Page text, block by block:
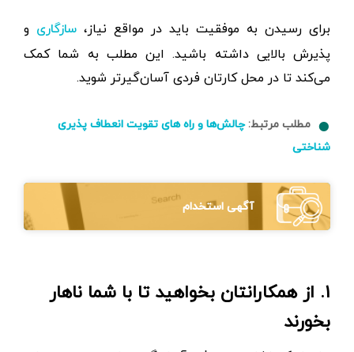
برای رسیدن به موفقیت باید در مواقع نیاز، سازگاری و
پذیرش بالایی داشته باشید. این مطلب به شما کمک
می‌کند تا در محل کارتان فردی آسان‌گیرتر شوید.
مطلب مرتبط:چالش‌ها و راه ‌های تقویت انعطاف پذیری
شناختی
آگهی استخدام
۱. از همکارانتان بخواهید تا با شما ناهار
بخورند